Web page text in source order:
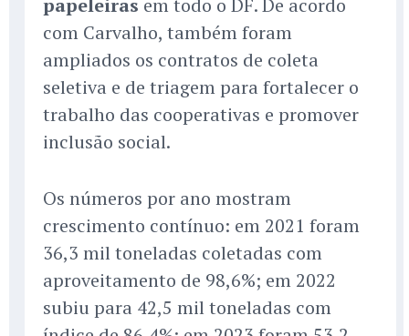
papeleiras em todo o DF. De acordo
com Carvalho, também foram
ampliados os contratos de coleta
seletiva e de triagem para fortalecer o
trabalho das cooperativas e promover
inclusão social.
Os números por ano mostram
crescimento contínuo: em 2021 foram
36,3 mil toneladas coletadas com
aproveitamento de 98,6%; em 2022
subiu para 42,5 mil toneladas com